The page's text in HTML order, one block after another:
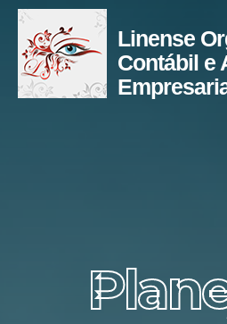
Linense
Contábil e